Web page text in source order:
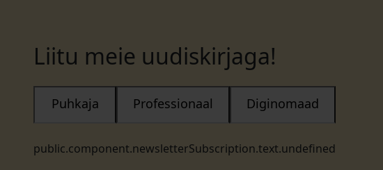
Liitu meie uudiskirjaga!
public.component.newsletterSubscription.text.undefined
Puhkaja Professionaal Diginomaad